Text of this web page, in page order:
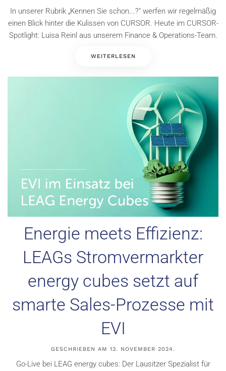
In unserer Rubrik „Kennen Sie schon...?" werfen wir regelmäßig
einen Blick hinter die Kulissen von CURSOR. Heute im CURSOR-
Spotlight: Luisa Reinl aus unserem Finance & Operations-Team.
WEITERLESEN
Energie meets Effizienz:
LEAGs Stromvermarkter
energy cubes setzt auf
smarte Sales-Prozesse mit
EVI
GESCHRIEBEN AM 13. NOVEMBER 2024.
Go-Live bei LEAG energy cubes: Der Lausitzer Spezialist für